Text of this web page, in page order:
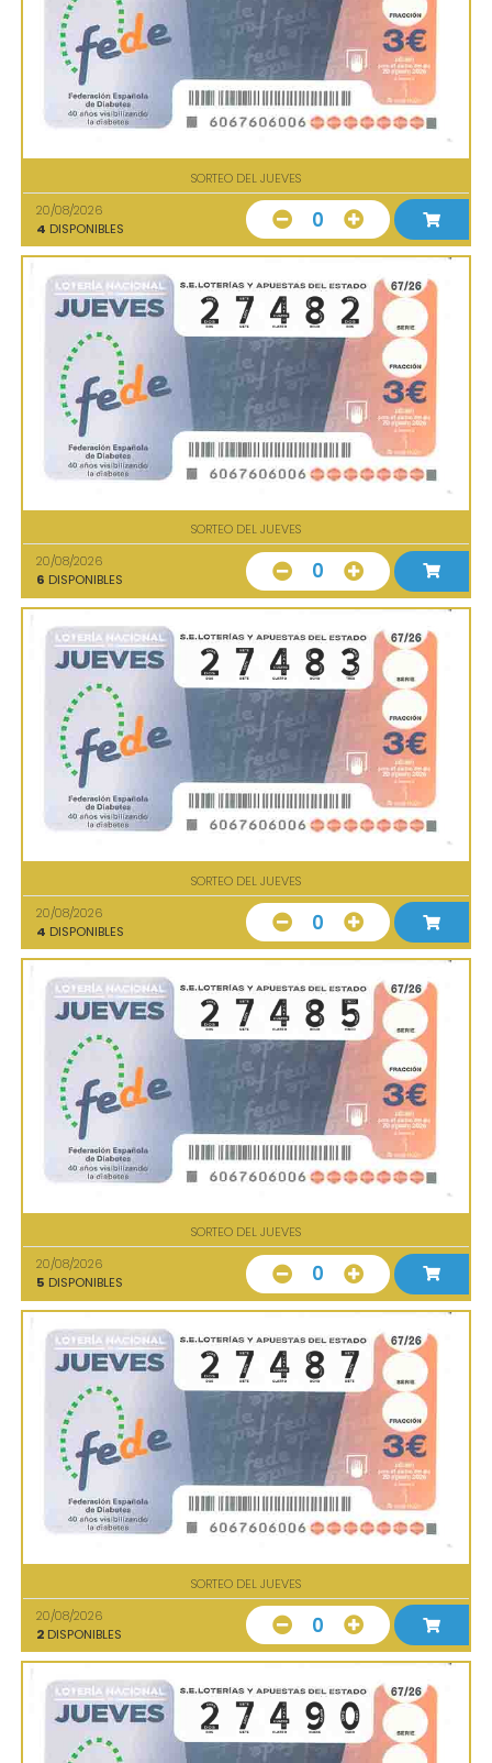
SORTEO DEL JUEVES
20/08/2026
4 DISPONIBLES 0
SORTEO DEL JUEVES
20/08/2026
6 DISPONIBLES 0
SORTEO DEL JUEVES
20/08/2026
4 DISPONIBLES 0
SORTEO DEL JUEVES
20/08/2026
5 DISPONIBLES 0
SORTEO DEL JUEVES
20/08/2026
2 DISPONIBLES 0